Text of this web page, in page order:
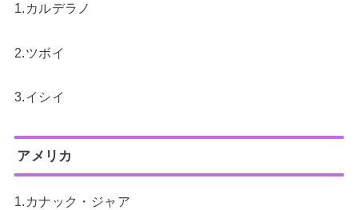
1.カルデラノ
2.ツボイ
3.イシイ
アメリカ
1.カナック・ジャア